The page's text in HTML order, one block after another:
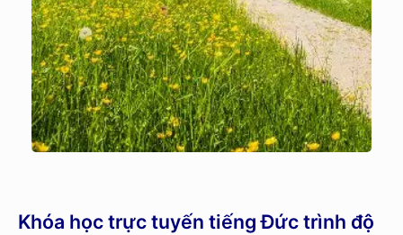
Khóa học trực tuyến tiếng Đức trình độ